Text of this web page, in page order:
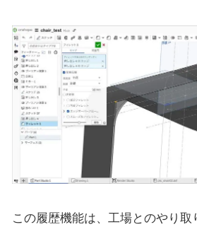
この履歴機能は、工場とのやり取